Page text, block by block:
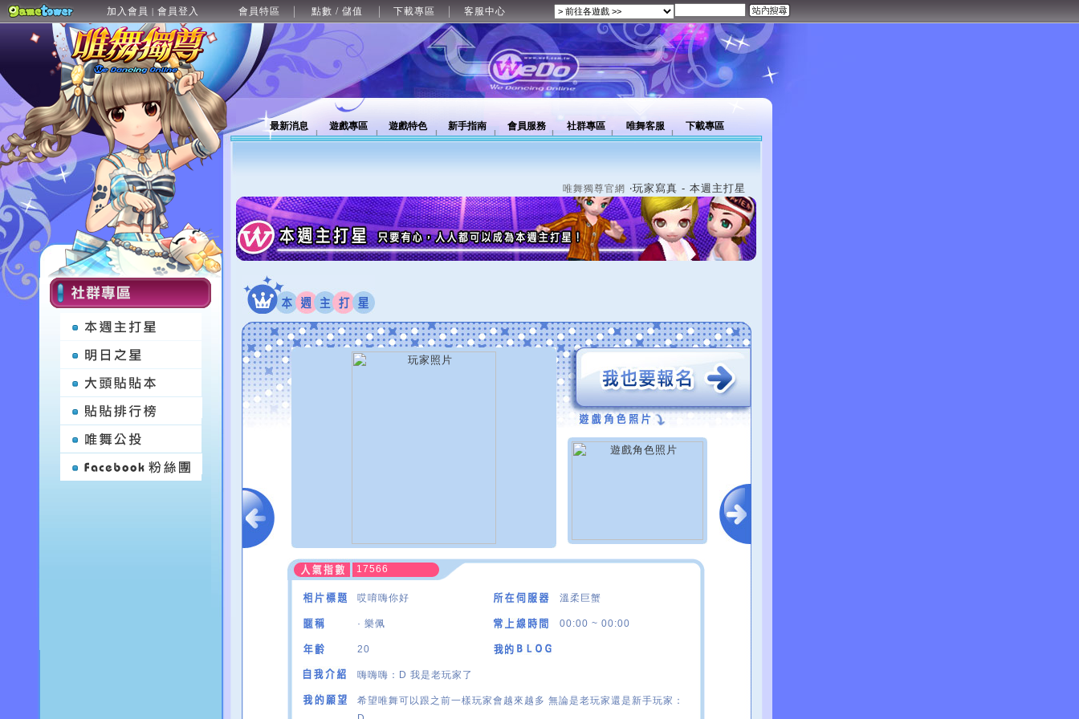
加入會員 | 會員登入 會員特區 點數 / 儲值 下載專區 客服中心
最新消息 遊戲專區 遊戲特色 新手指南 會員服務 社群專區 唯舞客服 下載專區
唯舞獨尊官網 ‧玩家寫真 - 本週主打星
17566
哎唷嗨你好 溫柔巨蟹
· 樂佩 00:00 ~ 00:00
20
嗨嗨嗨：D 我是老玩家了
希望唯舞可以跟之前一樣玩家會越來越多 無論是老玩家還是新手玩家：